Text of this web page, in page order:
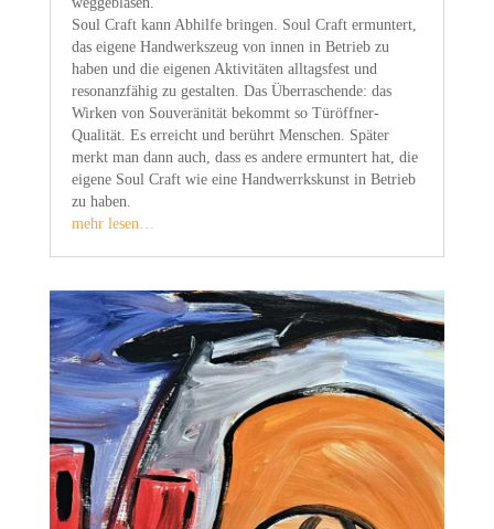
Soul Craft kann Abhilfe bringen. Soul Craft ermuntert,
das eigene Handwerkszeug von innen in Betrieb zu
haben und die eigenen Aktivitäten alltagsfest und
resonanzfähig zu gestalten. Das Überraschende: das
Wirken von Souveränität bekommt so Türöffner-
Qualität. Es erreicht und berührt Menschen. Später
merkt man dann auch, dass es andere ermuntert hat, die
eigene Soul Craft wie eine Handwerrkskunst in Betrieb
zu haben.
mehr lesen…